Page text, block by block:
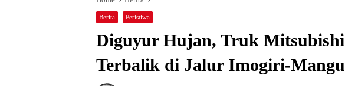
Berita Peristiwa
Diguyur Hujan, Truk Mitsubishi
Terbalik di Jalur Imogiri-